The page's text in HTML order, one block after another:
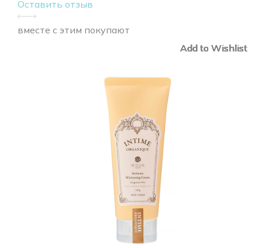
Оставить отзыв
вместе с этим покупают
Add to Wishlist
Add to Wishlist
Add to Wishlist
Add to Wishlist
Add to Wishlist
Add to Wishlist
Add to Wishlist
Add to Wishlist
Add to Wishlist
Add to Wishlist
Add to Wishlist
Add to Wishlist